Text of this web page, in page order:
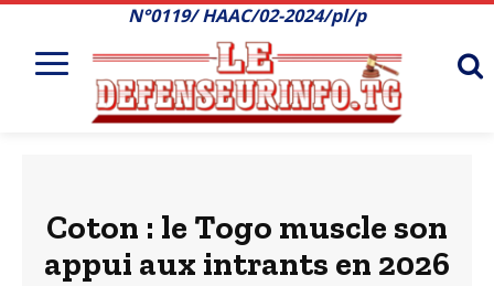
N°0119/ HAAC/02-2024/pl/p
Coton : le Togo muscle son
appui aux intrants en 2026